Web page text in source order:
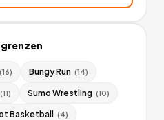
(16) Bungy Run (14)
(11) Sumo Wrestling (10)
Basketball (4)